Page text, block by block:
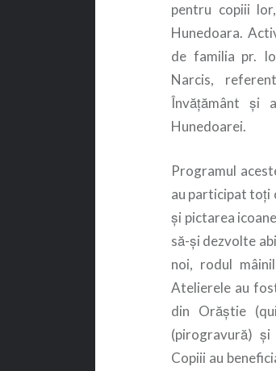
pentru copiii
Hunedoara.
de familia pr.
Narcis,
Învățământ și
Hunedoarei.
Programul
au participat toţi
şi pictarea
să-şi dezvolte
noi, rodul
Atelierele au
din Orăştie
(pirogravură)
Copiii au